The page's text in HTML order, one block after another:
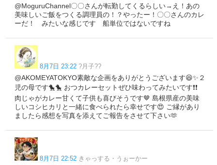
@MoguruChannel〇〇さんが転勤してくるらしい→え！あの
美味しいご飯をつくる調理員の！？やったー！〇〇さんのカレ
ーだ！ みたいな感じです 船単位ではないですね
8月7日 23:22 ?月子??
@AKOMEYATOKYO素敵な企画をありがとうございます😆✨２
児の母です🐤🐤 おつカレーセットぜひ味わってみたいです❗️❗️
肉じゃがカレー甘くて子供も喜びそうです🤎 島根県産の美味
しいコシヒカリと一緒に食べられたら幸せです😍 ご縁があり
ましたら感想を写真を添えてご報告をさせて下さい🫶
8月7日 22:52 きゃっする・うぉーかー